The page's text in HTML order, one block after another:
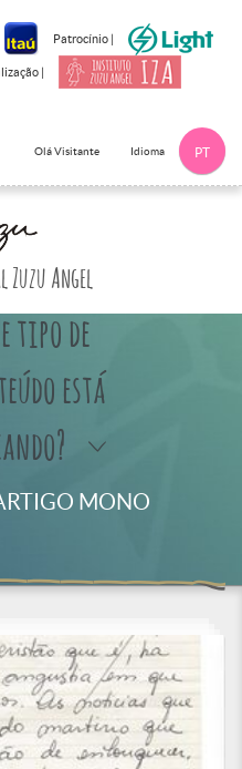
Patrocínio |
|
Olá Visitante Idioma PT
Zuzu Angel
tipo de
está
MONO